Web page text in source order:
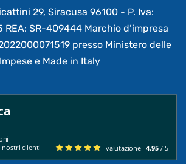
29, Siracusa 96100 - P. Iva:
REA: SR-409444 Marchio d’impresa
presso Ministero delle
Impese e Made in Italy
nostri clienti
valutazione 4.95 / 5